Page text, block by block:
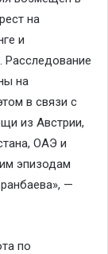
на
и
Расследование
на
в связи с
из Австрии,
ОАЭ и
эпизодам
—
по